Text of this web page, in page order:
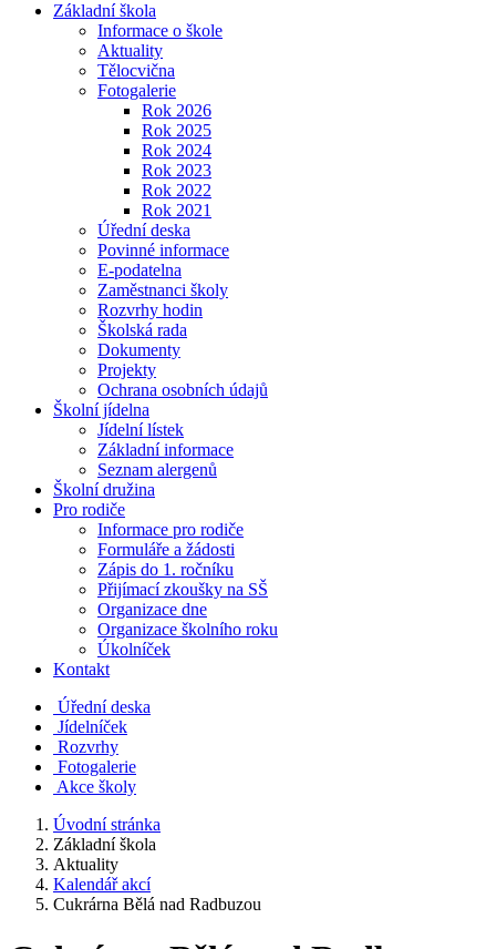
Základní škola
Informace o škole
Aktuality
Tělocvična
Fotogalerie
Rok 2026
Rok 2025
Rok 2024
Rok 2023
Rok 2022
Rok 2021
Úřední deska
Povinné informace
E-podatelna
Zaměstnanci školy
Rozvrhy hodin
Školská rada
Dokumenty
Projekty
Ochrana osobních údajů
Školní jídelna
Jídelní lístek
Základní informace
Seznam alergenů
Školní družina
Pro rodiče
Informace pro rodiče
Formuláře a žádosti
Zápis do 1. ročníku
Přijímací zkoušky na SŠ
Organizace dne
Organizace školního roku
Úkolníček
Kontakt
Úřední deska
Jídelníček
Rozvrhy
Fotogalerie
Akce školy
Úvodní stránka
Základní škola
Aktuality
Kalendář akcí
Cukrárna Bělá nad Radbuzou